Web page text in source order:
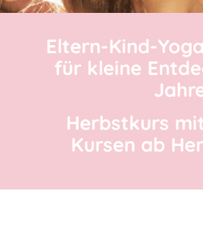
Eltern-Kind-
für kleine
Herbstkurs
Kursen ab